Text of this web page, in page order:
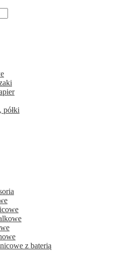
półki
z baterią